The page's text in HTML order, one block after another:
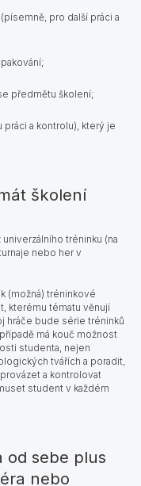
pro další práci a
předmětu školení;
a kontrolu), který je
školení
tréninku (na
nebo her v
(možná) tréninkové
kterému tématu věnují
hráče bude série tréninků
má kouč možnost
studenta, nejen
tvářích a poradit,
a kontrolovat
student v každém
od sebe plus
nebo